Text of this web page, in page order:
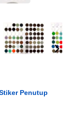
Penutup